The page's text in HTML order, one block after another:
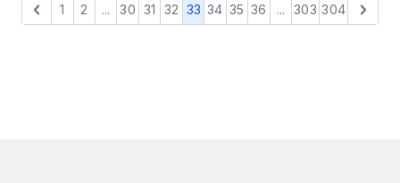
1 2 ... 30 31 32 33 34 35 36 ... 303 304